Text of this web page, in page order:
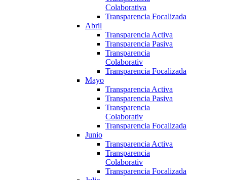
Colaborativa
Transparencia Focalizada
Abril
Transparencia Activa
Transparencia Pasiva
Transparencia
Colaborativ
Transparencia Focalizada
Mayo
Transparencia Activa
Transparencia Pasiva
Transparencia
Colaborativ
Transparencia Focalizada
Junio
Transparencia Activa
Transparencia
Colaborativ
Transparencia Focalizada